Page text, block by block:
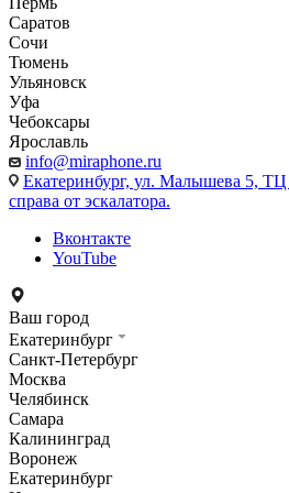
Саратов
Сочи
Тюмень
Ульяновск
Уфа
Чебоксары
Ярославль
info@miraphone.ru
Екатеринбург, ул. Малышева 5, ТЦ
справа от эскалатора.
Вконтакте
YouTube
Ваш город
Екатеринбург
Санкт-Петербург
Москва
Челябинск
Самара
Калининград
Воронеж
Екатеринбург